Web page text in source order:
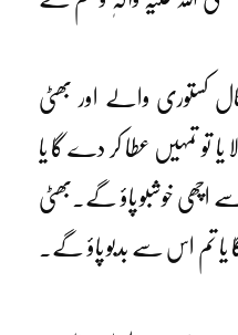
کستوری والے اور بھٹی
تو تمہیں عطا کر دے گا یا
اچھی خوشبو پاؤ گے۔بھٹی
یا تم اس سے بدبو پاؤ گے۔